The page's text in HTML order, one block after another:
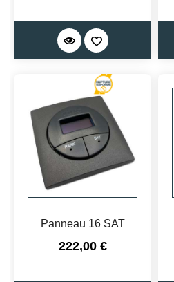
Panneau 16 SAT
Prix
222,00 €